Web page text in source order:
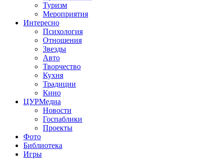
Туризм
Мероприятия
Интересно
Психология
Отношения
Звезды
Авто
Творчество
Кухня
Традиции
Кино
ЦУРМедиа
Новости
Госпаблики
Проекты
Фото
Библиотека
Игры